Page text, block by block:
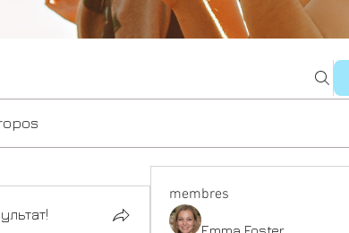
membres